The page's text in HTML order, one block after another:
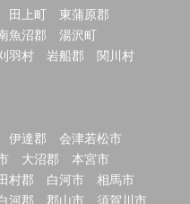
田上町
東蒲原郡
魚沼郡
湯沢町
羽村 岩船郡
関川村
伊達郡
会津若松市
大沼郡
本宮市
村郡 白河市
相馬市
河郡 郡山市 須賀川市